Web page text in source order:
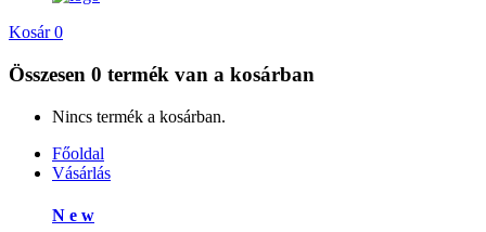
Kosár 0
Összesen 0 termék van a kosárban
Nincs termék a kosárban.
Főoldal
Vásárlás
N e w